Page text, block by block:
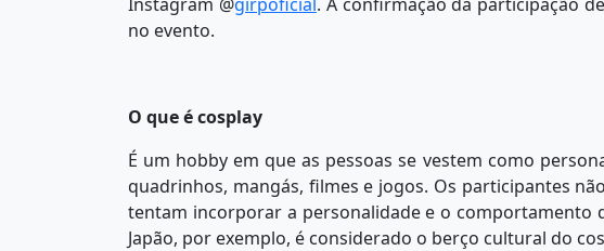
no evento.
O que é cosplay
É um hobby em que as pessoas se vestem como
quadrinhos, mangás, filmes e jogos. Os participantes
tentam incorporar a personalidade e o comportamento
Japão, por exemplo, é considerado o berço cultural do